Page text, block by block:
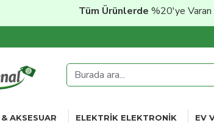
Tüm Ürünlerde%20'ye Varan
AKSESUAR ELEKTRIK ELEKTRONIK EV